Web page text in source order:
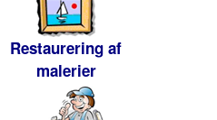
Restaurering af
malerier